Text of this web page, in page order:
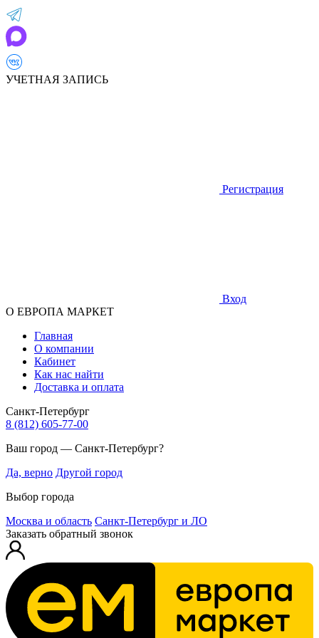
УЧЕТНАЯ ЗАПИСЬ
Регистрация
Вход
О ЕВРОПА МАРКЕТ
Главная
О компании
Кабинет
Как нас найти
Доставка и оплата
Санкт-Петербург
8 (812) 605-77-00
Ваш город — Санкт-Петербург?
Да, верно Другой город
Выбор города
Москва и область Санкт-Петербург и ЛО
Заказать обратный звонок